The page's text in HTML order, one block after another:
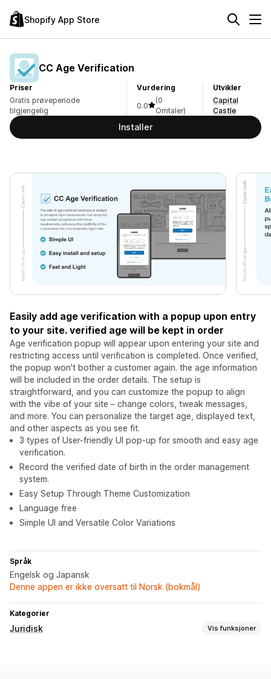
Shopify App Store
CC Age Verification
Priser
Gratis prøveperiode
tilgjengelig
Vurdering
0.0
(0
Omtaler)
Utvikler
Capital
Castle
Installer
Easily add age verification with a popup upon entry
to your site. verified age will be kept in order
Age verification popup will appear upon entering your site and
restricting access until verification is completed. Once verified,
the popup won't bother a customer again. the age information
will be included in the order details. The setup is
straightforward, and you can customize the popup to align
with the vibe of your site – change colors, tweak messages,
and more. You can personalize the target age, displayed text,
and other aspects as you see fit.
3 types of User-friendly UI pop-up for smooth and easy age
verification.
Record the verified date of birth in the order management
system.
Easy Setup Through Theme Customization
Language free
Simple UI and Versatile Color Variations
Språk
Engelsk og Japansk
Denne appen er ikke oversatt til Norsk (bokmål)
Kategorier
Juridisk Vis funksjoner